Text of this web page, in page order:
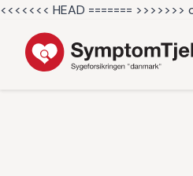
<<<<<<< HEAD ======= >>>>>>>